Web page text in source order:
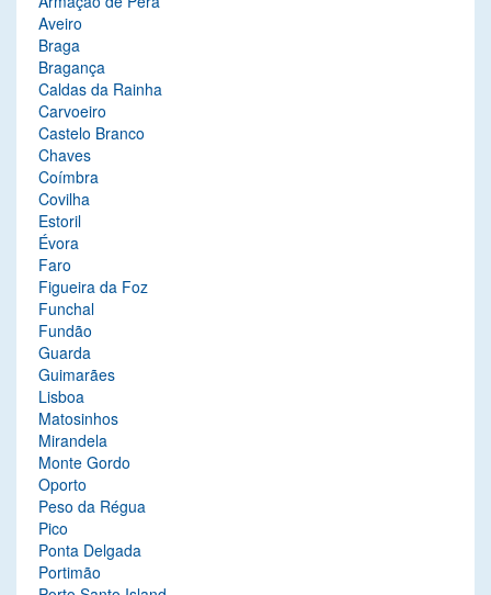
Aveiro
Braga
Bragança
Caldas da Rainha
Carvoeiro
Castelo Branco
Chaves
Coímbra
Covilha
Estoril
Évora
Faro
Figueira da Foz
Funchal
Fundão
Guarda
Guimarães
Lisboa
Matosinhos
Mirandela
Monte Gordo
Oporto
Peso da Régua
Pico
Ponta Delgada
Portimão